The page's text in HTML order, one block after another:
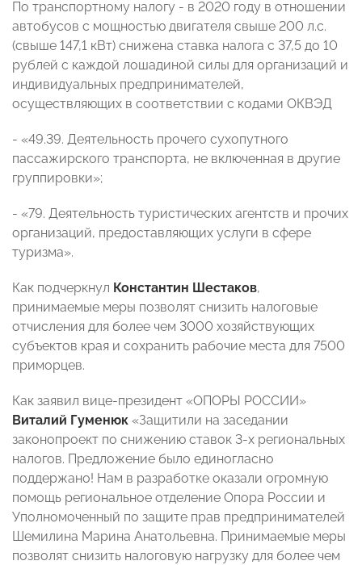
По транспортному налогу - в 2020 году в отношении
автобусов с мощностью двигателя свыше 200 л.с.
(свыше 147,1 кВт) снижена ставка налога с 37,5 до 10
рублей с каждой лошадиной силы для организаций и
индивидуальных предпринимателей,
осуществляющих в соответствии с кодами ОКВЭД
- «49.39. Деятельность прочего сухопутного
пассажирского транспорта, не включенная в другие
группировки»;
- «79. Деятельность туристических агентств и прочих
организаций, предоставляющих услуги в сфере
туризма».
Как подчеркнул Константин Шестаков,
принимаемые меры позволят снизить налоговые
отчисления для более чем 3000 хозяйствующих
субъектов края и сохранить рабочие места для 7500
приморцев.
Как заявил вице-президент «ОПОРЫ РОССИИ»
Виталий Гуменюк «Защитили на заседании
законопроект по снижению ставок 3-х региональных
налогов. Предложение было единогласно
поддержано! Нам в разработке оказали огромную
помощь региональное отделение Опора России и
Уполномоченный по защите прав предпринимателей
Шемилина Марина Анатольевна. Принимаемые меры
позволят снизить налоговую нагрузку для более чем